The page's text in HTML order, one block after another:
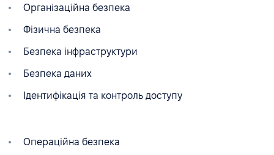
Організаційна безпека
Фізична безпека
Безпека інфраструктури
Безпека даних
Ідентифікація та контроль доступу
Операційна безпека